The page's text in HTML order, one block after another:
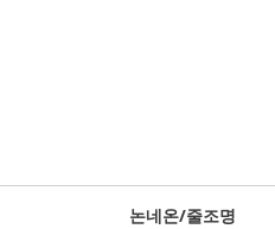
논네온/줄조명